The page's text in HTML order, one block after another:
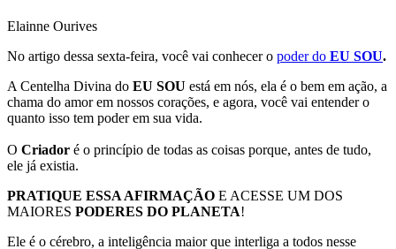
Elainne Ourives
No artigo dessa sexta-feira, você vai conhecer o poder do EU SOU.
A Centelha Divina do EU SOU está em nós, ela é o bem em ação, a
chama do amor em nossos corações, e agora, você vai entender o
quanto isso tem poder em sua vida.
O Criador é o princípio de todas as coisas porque, antes de tudo,
ele já existia.
PRATIQUE ESSA AFIRMAÇÃO E ACESSE UM DOS
MAIORES PODERES DO PLANETA!
Ele é o cérebro, a inteligência maior que interliga a todos nesse